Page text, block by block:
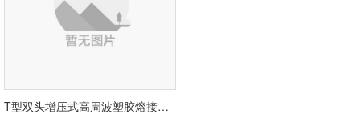
T型双头增压式高周波塑胶熔接机PR-4000TAH1~PR-15000TAH1